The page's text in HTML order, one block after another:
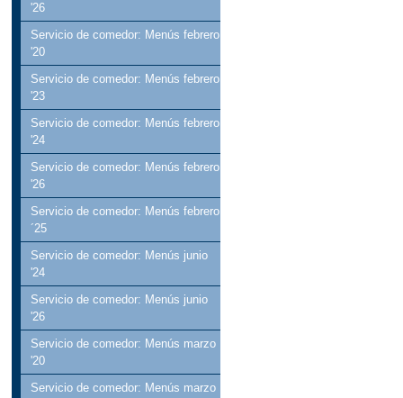
'26
Servicio de comedor: Menús febrero
'20
Servicio de comedor: Menús febrero
'23
Servicio de comedor: Menús febrero
'24
Servicio de comedor: Menús febrero
'26
Servicio de comedor: Menús febrero
´25
Servicio de comedor: Menús junio
'24
Servicio de comedor: Menús junio
'26
Servicio de comedor: Menús marzo
'20
Servicio de comedor: Menús marzo